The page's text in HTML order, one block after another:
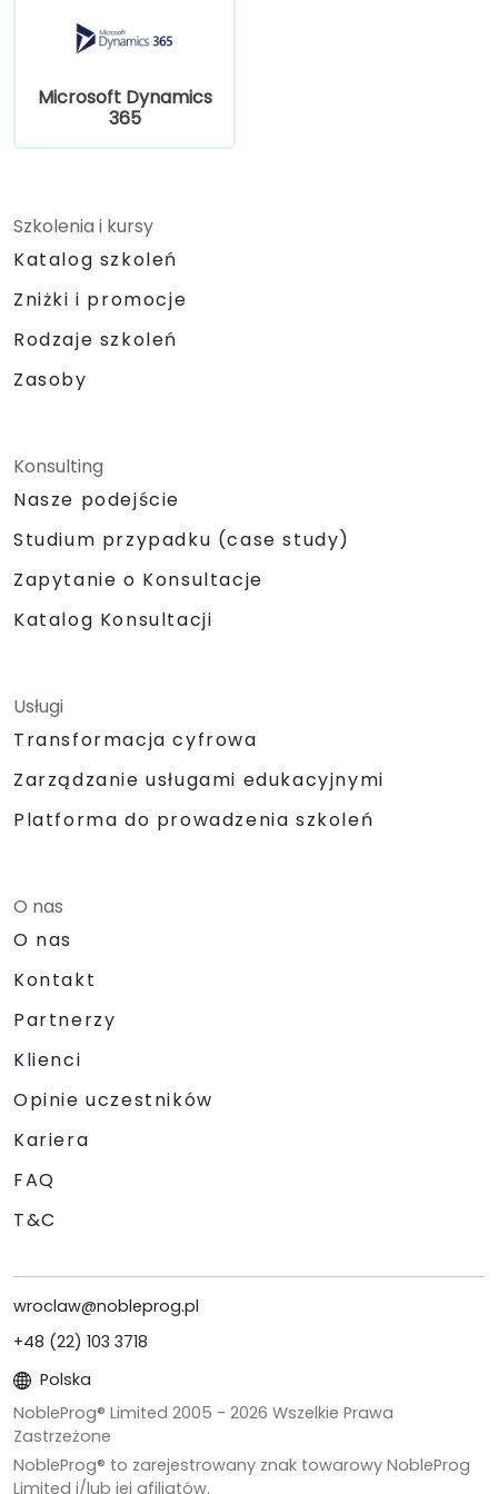
Microsoft Dynamics
365
Szkolenia i kursy
Katalog szkoleń
Zniżki i promocje
Rodzaje szkoleń
Zasoby
Konsulting
Nasze podejście
Studium przypadku (case study)
Zapytanie o Konsultacje
Katalog Konsultacji
Usługi
Transformacja cyfrowa
Zarządzanie usługami edukacyjnymi
Platforma do prowadzenia szkoleń
O nas
O nas
Kontakt
Partnerzy
Klienci
Opinie uczestników
Kariera
FAQ
T&C
wroclaw@nobleprog.pl
+48 (22) 103 3718
Polska
NobleProg® Limited 2005 - 2026 Wszelkie Prawa
Zastrzeżone
NobleProg® to zarejestrowany znak towarowy NobleProg
Limited i/lub jej afiliatów.